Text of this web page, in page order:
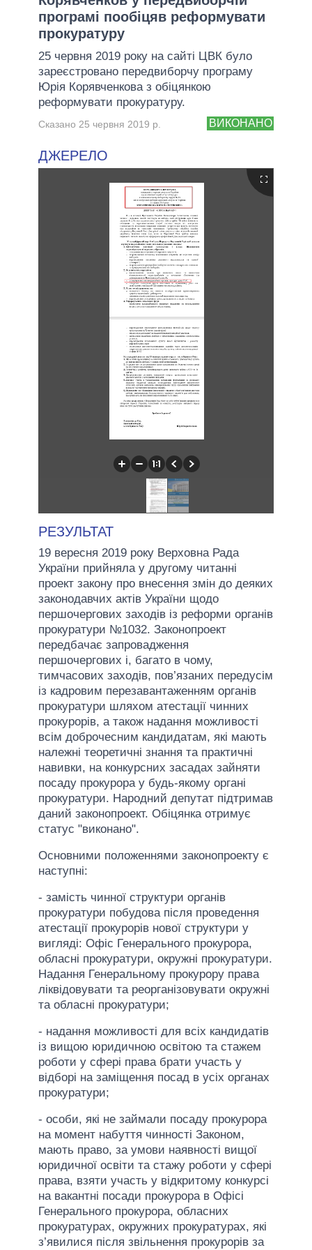
програмі пообіцяв реформувати
прокуратуру
25 червня 2019 року на сайті ЦВК було
зареєстровано передвиборчу програму
Юрія Корявченкова з обіцянкою
реформувати прокуратуру.
ВИКОНАНО
Сказано 25 червня 2019 р.
ДЖЕРЕЛО
РЕЗУЛЬТАТ
19 вересня 2019 року Верховна Рада
України прийняла у другому читанні
проект закону про внесення змін до деяких
законодавчих актів України щодо
першочергових заходів із реформи органів
прокуратури №1032. Законопроект
передбачає запровадження
першочергових і, багато в чому,
тимчасових заходів, пов’язаних передусім
із кадровим перезавантаженням органів
прокуратури шляхом атестації чинних
прокурорів, а також надання можливості
всім доброчесним кандидатам, які мають
належні теоретичні знання та практичні
навивки, на конкурсних засадах зайняти
посаду прокурора у будь-якому органі
прокуратури. Народний депутат підтримав
даний законопроект. Обіцянка отримує
статус "виконано".
Основними положеннями законопроекту є
наступні:
- замість чинної структури органів
прокуратури побудова після проведення
атестації прокурорів нової структури у
вигляді: Офіс Генерального прокурора,
обласні прокуратури, окружні прокуратури.
Надання Генеральному прокурору права
ліквідовувати та реорганізовувати окружні
та обласні прокуратури;
- надання можливості для всіх кандидатів
із вищою юридичною освітою та стажем
роботи у сфері права брати участь у
відборі на заміщення посад в усіх органах
прокуратури;
- особи, які не займали посаду прокурора
на момент набуття чинності Законом,
мають право, за умови наявності вищої
юридичної освіти та стажу роботи у сфері
права, взяти участь у відкритому конкурсі
на вакантні посади прокурора в Офісі
Генерального прокурора, обласних
прокуратурах, окружних прокуратурах, які
з’явилися після звільнення прокурорів за